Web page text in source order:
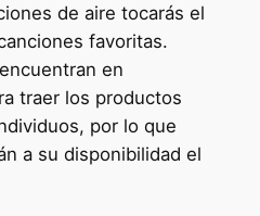
de aire tocarás el
favoritas.
en
traer los productos
por lo que
a su disponibilidad el